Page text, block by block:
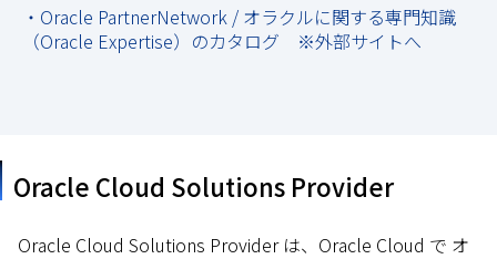
・Oracle PartnerNetwork / オラクルに関する専門知識
（Oracle Expertise）のカタログ ※外部サイトへ
Oracle Cloud Solutions Provider
Oracle Cloud Solutions Provider は、Oracle Cloud で オ